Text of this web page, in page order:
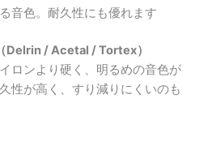
音色。耐久性にも優れます
Delrin / Acetal / Tortex）
ロンより硬く、明るめの音色が
性が高く、すり減りにくいのも